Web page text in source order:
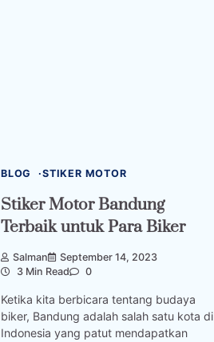
BLOG STIKER MOTOR
Stiker Motor Bandung
Terbaik untuk Para Biker
Salman
September 14, 2023
3 Min Read
0
Ketika kita berbicara tentang budaya
biker, Bandung adalah salah satu kota di
Indonesia yang patut mendapatkan